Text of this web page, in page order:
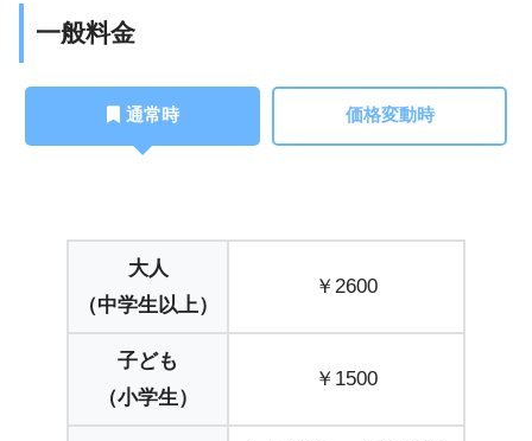
一般料金
通常時 価格変動時
大人
（中学生以上）
￥2600
子ども
（小学生）
￥1500